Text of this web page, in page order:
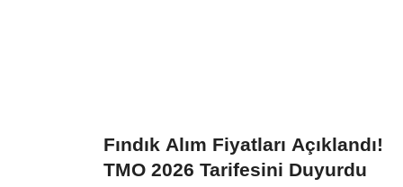
Fındık Alım Fiyatları Açıklandı!
TMO 2026 Tarifesini Duyurdu